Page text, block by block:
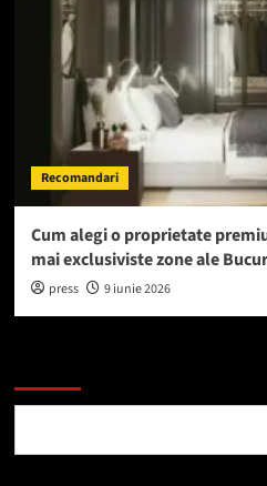
Recomandari
Cum alegi o proprietate
mai exclusiviste zone ale
press 9 iunie 2026